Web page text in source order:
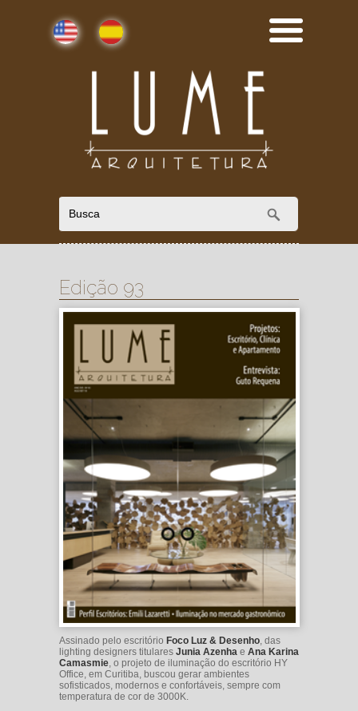
English Español
Edição 93
Assinado pelo escritório Foco Luz & Desenho, das
lighting designers titulares Junia Azenha e Ana Karina
Camasmie, o projeto de iluminação do escritório HY
Office, em Curitiba, buscou gerar ambientes
sofisticados, modernos e confortáveis, sempre com
temperatura de cor de 3000K.